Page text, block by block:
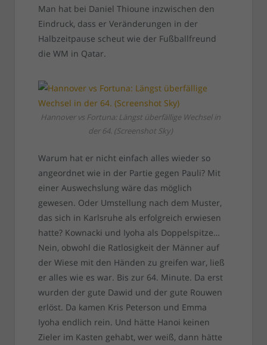
Man hat bei Daniel Thioune inzwischen den
Eindruck, dass er Veränderungen in der
Halbzeitpause scheut wie der Fußballfreund
die WM in Qatar.
Hannover vs Fortuna: Längst überfällige Wechsel in
der 64. (Screenshot Sky)
Warum hat er nicht einfach alles wieder so
angeordnet wie in der Partie gegen Pauli? Mit
einer Auswechslung wäre das möglich
gewesen. Oder Umstellung nach dem Muster,
das sich in Karlsruhe als erfolgreich erwiesen
hatte? Kownacki und Iyoha als Doppelspitze…
Nein, obwohl die Ratlosigkeit der Männer auf
der Wiese mit den Händen zu greifen war, ließ
er alles wie es war. Bis zur 64. Minute. Da erst
wurden der gute Dawid und der gute Rouwen
erlöst. Da kamen Kris Peterson und Emma
Iyoha endlich rein. Und hätte Hanoi keinen
Zieler im Kasten gehabt, wer weiß, dann hätte